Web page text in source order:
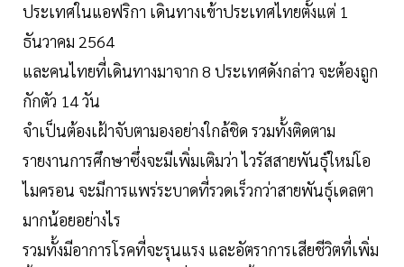
ประเทศในแอฟริกา เดินทางเข้าประเทศไทยตั้งแต่ 1
ธันวาคม 2564
และคนไทยที่เดินทางมาจาก 8 ประเทศดังกล่าว จะต้องถูก
กักตัว 14 วัน
จำเป็นต้องเฝ้าจับตามองอย่างใกล้ชิด รวมทั้งติดตาม
รายงานการศึกษาซึ่งจะมีเพิ่มเติมว่า ไวรัสสายพันธุ์ใหม่โอ
ไมครอน จะมีการแพร่ระบาดที่รวดเร็วกว่าสายพันธุ์เดลตา
มากน้อยอย่างไร
รวมทั้งมีอาการโรคที่จะรุนแรง และอัตราการเสียชีวิตที่เพิ่ม